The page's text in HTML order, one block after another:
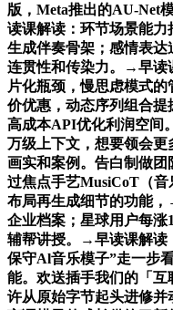
版，Meta推出的AU-Net
读课解读：环节场景能
生成伴奏骨架；感情表
连贯性和传染力。→早读
片化瓶颈，慢思虑模式
价优惠，动态序列组合提
高成本API优化利润空间
万级上下文，想要领会
画实和案例。告白制做
过焦点手艺MusiCoT（
布局再生成细节的功能
企业档案；星球用户每涨
辅帮讲授。→早读课解读
保守Al音乐模子”走一步
能。欢送插手我们的「
许从原始字节起头进修